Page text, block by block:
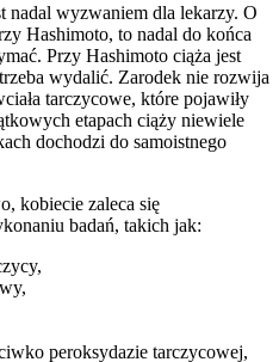
nadal wyzwaniem dla lekarzy. O
Hashimoto, to nadal do końca
Przy Hashimoto ciąża jest
wydalić. Zarodek nie rozwija
tarczycowe, które pojawiły
etapach ciąży niewiele
dochodzi do samoistnego
kobiecie zaleca się
badań, takich jak:
peroksydazie tarczycowej,